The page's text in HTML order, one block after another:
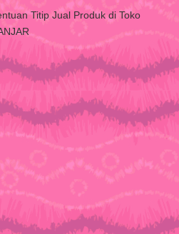
Titip Jual Produk di Toko